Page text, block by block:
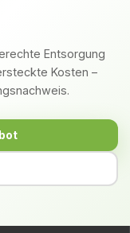
Entsorgung
Kosten –